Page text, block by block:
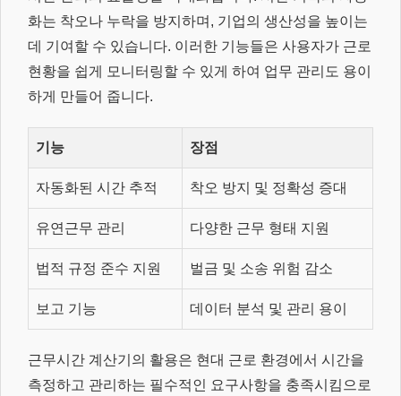
화는 착오나 누락을 방지하며, 기업의 생산성을 높이는
데 기여할 수 있습니다. 이러한 기능들은 사용자가 근로
현황을 쉽게 모니터링할 수 있게 하여 업무 관리도 용이
하게 만들어 줍니다.
기능 장점
자동화된 시간 추적 착오 방지 및 정확성 증대
유연근무 관리 다양한 근무 형태 지원
법적 규정 준수 지원 벌금 및 소송 위험 감소
보고 기능 데이터 분석 및 관리 용이
근무시간 계산기의 활용은 현대 근로 환경에서 시간을
측정하고 관리하는 필수적인 요구사항을 충족시킴으로